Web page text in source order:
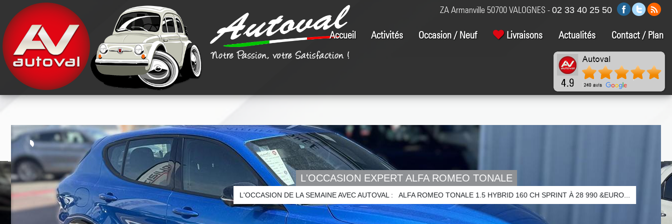
ZA Armanville 50700 VALOGNES - 02 33 40 25 50
Accueil Activités Occasion / Neuf Livraisons Actualités Contact / Plan
L'OCCASION EXPERT ALFA ROMEO TONALE
L'OCCASION DE LA SEMAINE AVEC AUTOVAL : ALFA ROMEO TONALE 1.5 HYBRID 160 CH SPRINT À 28 990 &EURO...